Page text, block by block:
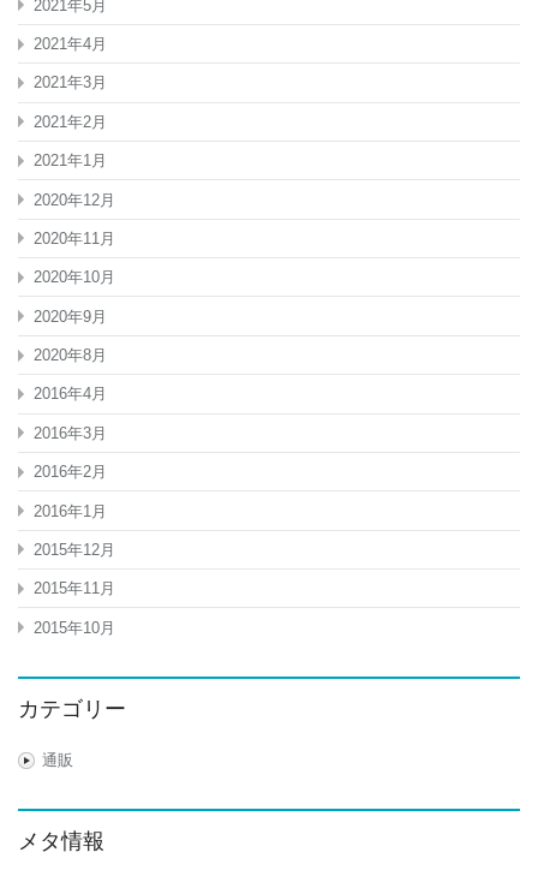
2021年5月
2021年4月
2021年3月
2021年2月
2021年1月
2020年12月
2020年11月
2020年10月
2020年9月
2020年8月
2016年4月
2016年3月
2016年2月
2016年1月
2015年12月
2015年11月
2015年10月
カテゴリー
通販
メタ情報